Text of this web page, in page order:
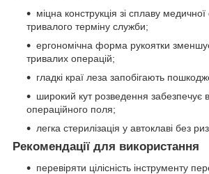
міцна конструкція зі сплаву медичної
тривалого терміну служби;
ергономічна форма рукоятки
тривалих операцій;
гладкі краї леза запобігають
широкий кут розведення забезпечує
операційного поля;
легка стерилізація у автоклаві без
Рекомендації для використання
перевіряти цілісність інструменту